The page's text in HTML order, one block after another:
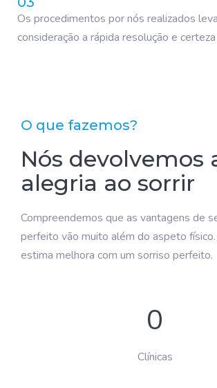
Os procedimentos por nós realizados
consideração a rápida resolução e
O que fazemos?
Nós devolvemos
alegria ao sorrir
Compreendemos que as vantagens de
perfeito vão muito além do aspeto
estima melhora com um sorriso perfeito.
0
Clínicas